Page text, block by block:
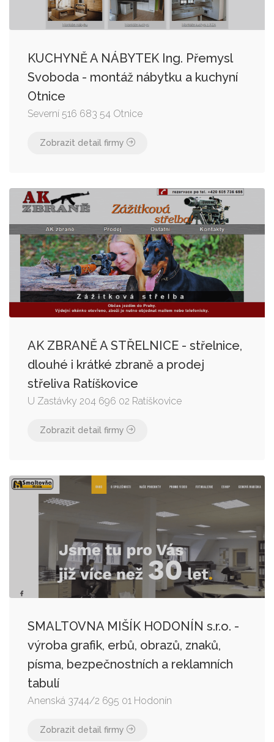
KUCHYNĚ A NÁBYTEK Ing. Přemysl
Svoboda - montáž nábytku a kuchyní
Otnice
Severní 516 683 54 Otnice
Zobrazit detail firmy
AK ZBRANĚ A STŘELNICE - střelnice,
dlouhé i krátké zbraně a prodej
střeliva Ratíškovice
U Zastávky 204 696 02 Ratíškovice
Zobrazit detail firmy
SMALTOVNA MIŠÍK HODONÍN s.r.o. -
výroba grafik, erbů, obrazů, znaků,
písma, bezpečnostních a reklamních
tabulí
Anenská 3744/2 695 01 Hodonín
Zobrazit detail firmy